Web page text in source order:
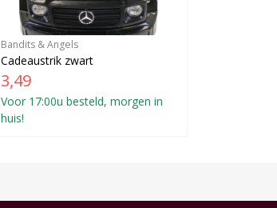
Bandits & Angels
Cadeaustrik zwart
3,49
Voor 17:00u besteld, morgen in
huis!